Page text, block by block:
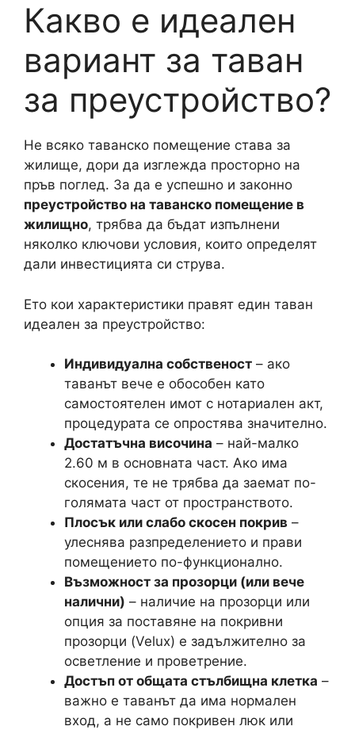
Какво е идеален
вариант за таван
за преустройство?
Не всяко таванско помещение става за
жилище, дори да изглежда просторно на
пръв поглед. За да е успешно и законно
преустройство на таванско помещение в
жилищно, трябва да бъдат изпълнени
няколко ключови условия, които определят
дали инвестицията си струва.
Ето кои характеристики правят един таван
идеален за преустройство:
Индивидуална собственост – ако
таванът вече е обособен като
самостоятелен имот с нотариален акт,
процедурата се опростява значително.
Достатъчна височина – най-малко
2.60 м в основната част. Ако има
скосения, те не трябва да заемат по-
голямата част от пространството.
Плосък или слабо скосен покрив –
улеснява разпределението и прави
помещението по-функционално.
Възможност за прозорци (или вече
налични) – наличие на прозорци или
опция за поставяне на покривни
прозорци (Velux) е задължително за
осветление и проветрение.
Достъп от общата стълбищна клетка –
важно е таванът да има нормален
вход, а не само покривен люк или